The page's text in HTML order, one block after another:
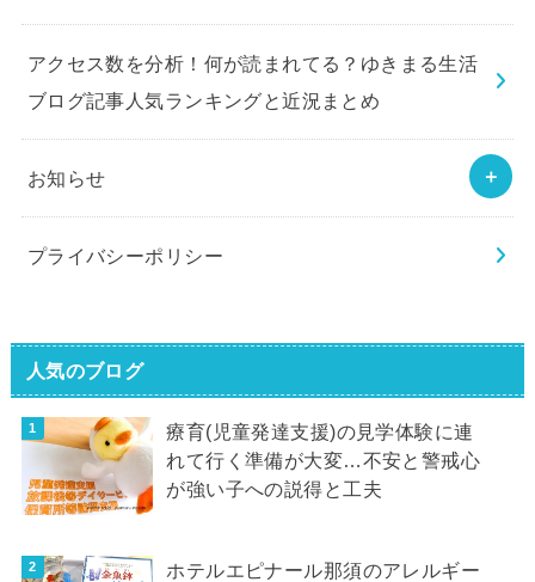
アクセス数を分析！何が読まれてる？ゆきまる生活
ブログ記事人気ランキングと近況まとめ
お知らせ
プライバシーポリシー
人気のブログ
療育(児童発達支援)の見学体験に連
れて行く準備が大変…不安と警戒心
が強い子への説得と工夫
ホテルエピナール那須のアレルギー